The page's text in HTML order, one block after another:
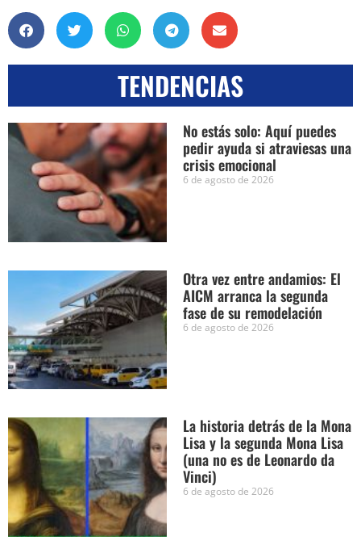
TENDENCIAS
No estás solo: Aquí puedes
pedir ayuda si atraviesas una
crisis emocional
6 de agosto de 2026
Otra vez entre andamios: El
AICM arranca la segunda
fase de su remodelación
6 de agosto de 2026
La historia detrás de la Mona
Lisa y la segunda Mona Lisa
(una no es de Leonardo da
Vinci)
6 de agosto de 2026